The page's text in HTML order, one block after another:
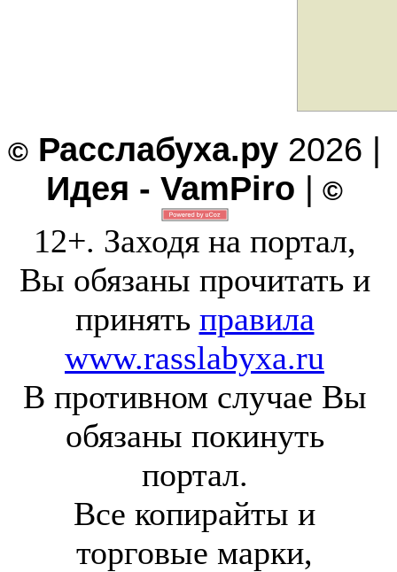
© Расслабуха.ру 2026 |
Идея - VamPiro | ©
12+. Заходя на портал,
Вы обязаны прочитать и
принять правила
www.rasslabyxa.ru
В противном случае Вы
обязаны покинуть
портал.
Все копирайты и
торговые марки,